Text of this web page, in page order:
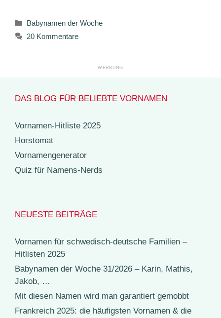
Kategorien
Babynamen der Woche
20 Kommentare
DAS BLOG FÜR BELIEBTE VORNAMEN
Vornamen-Hitliste 2025
Horstomat
Vornamengenerator
Quiz für Namens-Nerds
NEUESTE BEITRÄGE
Vornamen für schwedisch-deutsche Familien –
Hitlisten 2025
Babynamen der Woche 31/2026 – Karin, Mathis,
Jakob, …
Mit diesen Namen wird man garantiert gemobbt
Frankreich 2025: die häufigsten Vornamen & die